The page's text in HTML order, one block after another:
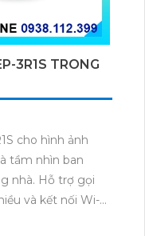
3R1S TRONG
cho hình ảnh
tầm nhìn ban
nhà. Hỗ trợ gọi
và kết nối Wi-Fi